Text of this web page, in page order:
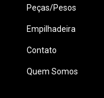
Peças/Pesos
Empilhadeira
Contato
Quem Somos